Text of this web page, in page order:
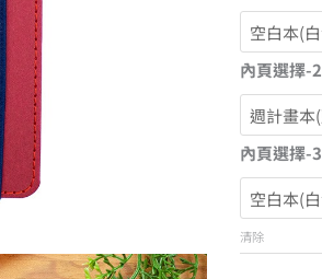
內頁選擇-2
內頁選擇-3
清除